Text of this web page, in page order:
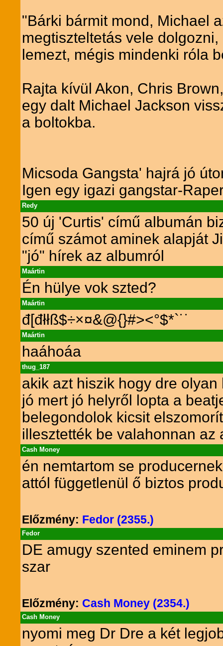
"Bárki bármit mond, Michael
megtiszteltetás vele
lemezt, mégis mindenki róla
Rajta kívül Akon, Chris
egy dalt Michael Jackson
a boltokba.
Micsoda Gangsta' hajrá jó
Igen egy igazi gangstar-
Redy
50 új 'Curtis' című albumán
című számot aminek alapját
"jó" hírek az albumról
Maártin
Én hülye vok szted?
Maártin
đ[đłłß$÷×¤&@{}#><°$*`˙˙
Maártin
haáhoáa
thug_187
akik azt hiszik hogy dre
jó mert jó helyről lopta a
belegondolok kicsit
illesztették be valahonnan az
Cash Money
én nemtartom se
attól függetlenül ő biztos
Előzmény: Fedor (2355.)
Fedor
DE amugy szented eminem
szar
Előzmény: Cash Money (2354.)
Cash Money
nyomi meg Dr Dre a két